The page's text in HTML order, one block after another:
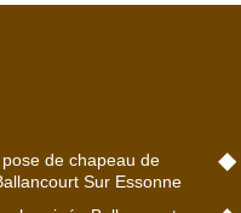
de chapeau de
Sur Essonne